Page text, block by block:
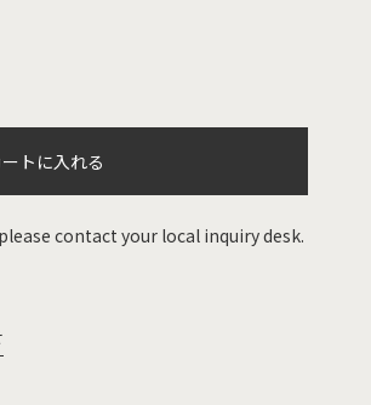
トに入れる
contact your local inquiry desk.